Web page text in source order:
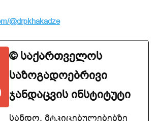
@drpkhakadze
© საქართველოს
საზოგადოებრივი
ჯანდაცვის ინსტიტუტი
სანდო, მტკიცებულებებზე